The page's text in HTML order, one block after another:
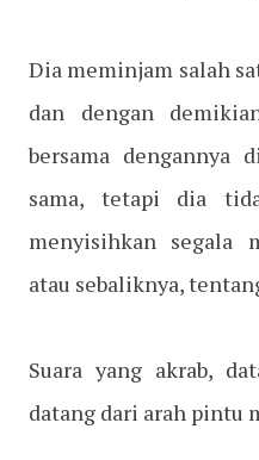
Dia meminjam salah
dan dengan
bersama dengannya
sama, tetapi dia
menyisihkan segala
atau sebaliknya,
Suara yang akrab,
datang dari arah pintu